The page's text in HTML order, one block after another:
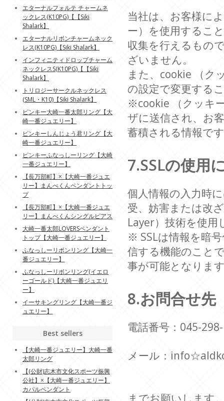
当社は、お客様に
ー）を使用するこ
収集を行えるもの
ざいません。
また、cookie （ク
の設定で変更する
※cookie （クッキ
ザに送信され、お
蓄積される情報で
7.SSLの使用
個人情報の入力時
受、妨害または改
Layer）技術を使用
※ SSLは情報を暗
信する機能のこと
事が可能となりま
8.お問合せ先
電話番号：045-
メール：
までお願いします
エターナルフォルテ チャームネ
ックレス(K10PG)【【Siki
Shalark】
エターナルリボンチャームネック
レス(K10PG)【Siki Shalark】
インフィニティドロップチャーム
ネックレスS(K10PG)【【Siki
Shalark】
トリロジーサークルネックレス
(SML・K10)【Siki Shalark】
ピンキー大崎一番太郎リング【大
崎一番ジュエリー】
ピンキーしんじょう君リング【大
崎一番ジュエリー】
ピンキーふなっしーリング【大崎
一番ジュエリー】
【長万部町】×【大崎一番ジュエ
リー】まんべくんペンダントトッ
プ
【長万部町】×【大崎一番ジュエ
リー】まんべくんシングルピアス
大崎一番太郎LOVERSペンダント
トップ【大崎一番ジュエリー】
ふなっしーリボンリング【大崎一
番ジュエリー】
ふなっしーリボンリング(イエロ
ーゴールド)【大崎一番ジュエリ
ー】
イーサキングリング【大崎一番ジ
ュエリー】
Best sellers
【大崎一番ジュエリー】大崎一番
太郎リング
【(公財)志木市文化スポーツ振興
公社】×【大崎一番ジュエリー】
カパルペンダント